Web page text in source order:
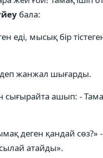
бала:
еді, мысық бір
деп жанжал шығарды.
сығырайта ашып: -
деген қандай сөз?»
атайды».